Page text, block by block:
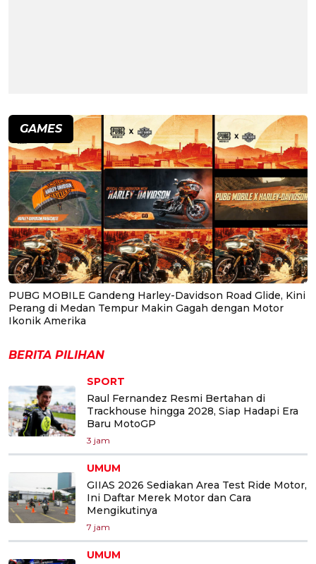
GAMES
PUBG MOBILE Gandeng Harley-Davidson Road Glide, Kini
Perang di Medan Tempur Makin Gagah dengan Motor
Ikonik Amerika
BERITA PILIHAN
SPORT
Raul Fernandez Resmi Bertahan di
Trackhouse hingga 2028, Siap Hadapi Era
Baru MotoGP
3 jam
UMUM
GIIAS 2026 Sediakan Area Test Ride Motor,
Ini Daftar Merek Motor dan Cara
Mengikutinya
7 jam
UMUM